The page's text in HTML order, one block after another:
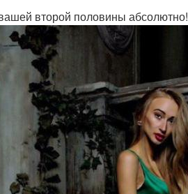
второй половины абсолютно!